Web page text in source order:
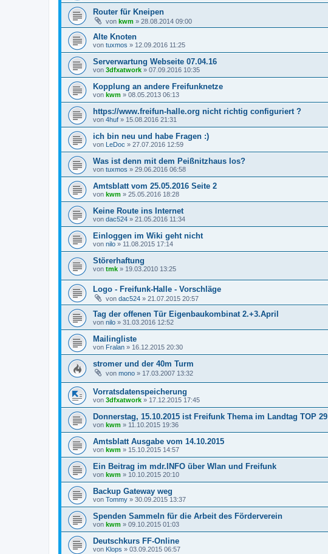
Router für Kneipen
von kwm » 28.08.2014 09:00
Alte Knoten
von tuxmos » 12.09.2016 11:25
Serverwartung Webseite 07.04.16
von 3dfxatwork » 07.09.2016 10:35
Kopplung an andere Freifunknetze
von kwm » 08.05.2013 06:13
https://www.freifun-halle.org nicht richtig configuriert ?
von 4huf » 15.08.2016 21:31
ich bin neu und habe Fragen :)
von LeDoc » 27.07.2016 12:59
Was ist denn mit dem Peißnitzhaus los?
von tuxmos » 29.06.2016 06:58
Amtsblatt vom 25.05.2016 Seite 2
von kwm » 25.05.2016 18:28
Keine Route ins Internet
von dac524 » 21.05.2016 11:34
Einloggen im Wiki geht nicht
von nilo » 11.08.2015 17:14
Störerhaftung
von tmk » 19.03.2010 13:25
Logo - Freifunk-Halle - Vorschläge
von dac524 » 21.07.2015 20:57
Tag der offenen Tür Eigenbaukombinat 2.+3.April
von nilo » 31.03.2016 12:52
Mailingliste
von Fralan » 16.12.2015 20:30
stromer und der 40m Turm
von mono » 17.03.2007 13:32
Vorratsdatenspeicherung
von 3dfxatwork » 17.12.2015 17:45
Donnerstag, 15.10.2015 ist Freifunk Thema im Landtag TOP 29
von kwm » 11.10.2015 19:36
Amtsblatt Ausgabe vom 14.10.2015
von kwm » 15.10.2015 14:57
Ein Beitrag im mdr.INFO über Wlan und Freifunk
von kwm » 10.10.2015 20:10
Backup Gateway weg
von Tommy » 30.09.2015 13:37
Spenden Sammeln für die Arbeit des Förderverein
von kwm » 09.10.2015 01:03
Deutschkurs FF-Online
von Klops » 03.09.2015 06:57